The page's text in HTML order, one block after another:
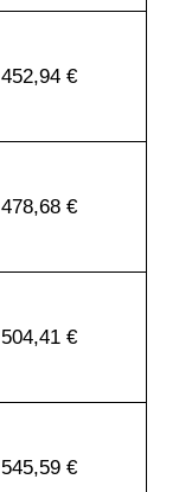
452,94 €
478,68 €
504,41 €
545,59 €